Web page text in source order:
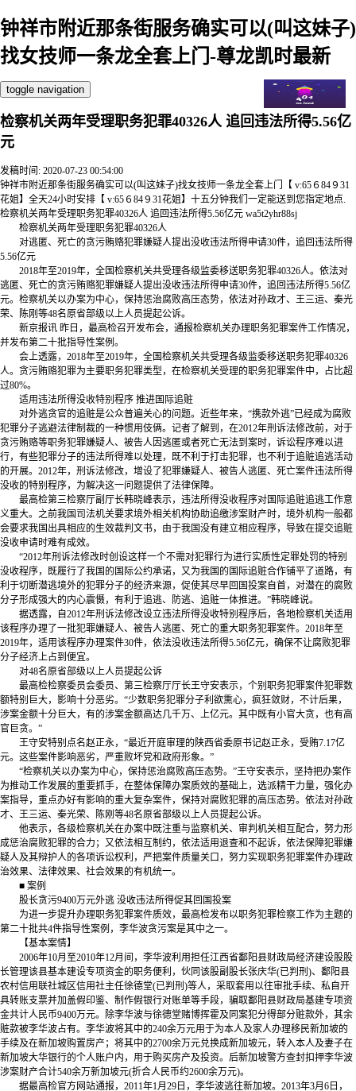
钟祥市附近那条街服务确实可以(叫这妹子)
找女技师一条龙全套上门-尊龙凯时最新
toggle navigation
检察机关两年受理职务犯罪40326人 追回违法所得5.56亿
元
发稿时间: 2020-07-23 00:54:00
钟祥市附近那条街服务确实可以(叫这妹子)找女技师一条龙全套上门【 v:65６84９31
花姐】全天24小时安排【 v:65６84９31花姐】十五分钟我们一定能送到您指定地点.
检察机关两年受理职务犯罪40326人 追回违法所得5.56亿元 wa5t2yhr88sj
检察机关两年受理职务犯罪40326人
对逃匿、死亡的贪污贿赂犯罪嫌疑人提出没收违法所得申请30件，追回违法所得
5.56亿元
2018年至2019年，全国检察机关共受理各级监委移送职务犯罪40326人。依法对
逃匿、死亡的贪污贿赂犯罪嫌疑人提出没收违法所得申请30件，追回违法所得5.56亿
元。检察机关以办案为中心，保持惩治腐败高压态势，依法对孙政才、王三运、秦光
荣、陈刚等48名原省部级以上人员提起公诉。
新京报讯 昨日，最高检召开发布会，通报检察机关办理职务犯罪案件工作情况，
并发布第二十批指导性案例。
会上透露，2018年至2019年，全国检察机关共受理各级监委移送职务犯罪40326
人。贪污贿赂犯罪为主要职务犯罪类型，在检察机关受理的职务犯罪案件中，占比超
过80%。
适用违法所得没收特别程序 推进国际追赃
对外逃贪官的追赃是公众普遍关心的问题。近些年来，“携款外逃”已经成为腐败
犯罪分子逃避法律制裁的一种惯用伎俩。记者了解到，在2012年刑诉法修改前，对于
贪污贿赂等职务犯罪嫌疑人、被告人因逃匿或者死亡无法到案时，诉讼程序难以进
行，有些犯罪分子的违法所得难以处理，既不利于打击犯罪，也不利于追赃追逃活动
的开展。2012年，刑诉法修改，增设了犯罪嫌疑人、被告人逃匿、死亡案件违法所得
没收的特别程序，为解决这一问题提供了法律保障。
最高检第三检察厅副厅长韩晓峰表示，违法所得没收程序对国际追赃追逃工作意
义重大。之前我国司法机关要求境外相关机构协助追缴涉案财产时，境外机构一般都
会要求我国出具相应的生效裁判文书，由于我国没有建立相应程序，导致在提交追赃
没收申请时难有成效。
“2012年刑诉法修改时创设这样一个不需对犯罪行为进行实质性定罪处罚的特别
没收程序，既履行了我国的国际公约承诺，又为我国的国际追赃合作铺平了道路，有
利于切断潜逃境外的犯罪分子的经济来源，促使其尽早回国投案自首，对潜在的腐败
分子形成强大的内心震慑，有利于追逃、防逃、追赃一体推进。”韩晓峰说。
据透露，自2012年刑诉法修改设立违法所得没收特别程序后，各地检察机关适用
该程序办理了一批犯罪嫌疑人、被告人逃匿、死亡的重大职务犯罪案件。2018年至
2019年，适用该程序办理案件30件，依法没收违法所得5.56亿元，确保不让腐败犯罪
分子经济上占到便宜。
对48名原省部级以上人员提起公诉
最高检检察委员会委员、第三检察厅厅长王守安表示，个别职务犯罪案件犯罪数
额特别巨大，影响十分恶劣。“少数职务犯罪分子利欲熏心，疯狂敛财，不计后果，
涉案金额十分巨大，有的涉案金额高达几千万、上亿元。其中既有小官大贪，也有高
官巨贪。”
王守安特别点名赵正永，“最近开庭审理的陕西省委原书记赵正永，受贿7.17亿
元。这些案件影响恶劣，严重败坏党和政府形象。”
“检察机关以办案为中心，保持惩治腐败高压态势。”王守安表示，坚持把办案作
为推动工作发展的重要抓手，在整体保障办案质效的基础上，选派精干力量，强化办
案指导，重点办好有影响的重大复杂案件，保持对腐败犯罪的高压态势。依法对孙政
才、王三运、秦光荣、陈刚等48名原省部级以上人员提起公诉。
他表示，各级检察机关在办案中既注重与监察机关、审判机关相互配合，努力形
成惩治腐败犯罪的合力；又依法相互制约，依法适用退查和不起诉，依法保障犯罪嫌
疑人及其辩护人的各项诉讼权利，严把案件质量关口，努力实现职务犯罪案件办理政
治效果、法律效果、社会效果的有机统一。
■ 案例
股长贪污9400万元外逃 没收违法所得促其回国投案
为进一步提升办理职务犯罪案件质效，最高检发布以职务犯罪检察工作为主题的
第二十批共4件指导性案例，李华波贪污案是其中之一。
【基本案情】
2006年10月至2010年12月间，李华波利用担任江西省鄱阳县财政局经济建设股股
长管理该县基本建设专项资金的职务便利，伙同该股副股长张庆华(已判刑)、鄱阳县
农村信用联社城区信用社主任徐德堂(已判刑)等人，采取套用以往审批手续、私自开
具转账支票并加盖假印鉴、制作假银行对账单等手段，骗取鄱阳县财政局基建专项资
金共计人民币9400万元。除李华波与徐德堂赌博挥霍及同案犯分得部分赃款外，其余
赃款被李华波占有。李华波将其中的240余万元用于为本人及家人办理移民新加坡的
手续及在新加坡购置房产；将其中的2700余万元兑换成新加坡元，转入本人及妻子在
新加坡大华银行的个人账户内，用于购买房产及投资。后新加坡警方查封扣押李华波
涉案财产合计540余万新加坡元(折合人民币约2600余万元)。
据最高检官方网站通报，2011年1月29日，李华波逃往新加坡。2013年3月6日，